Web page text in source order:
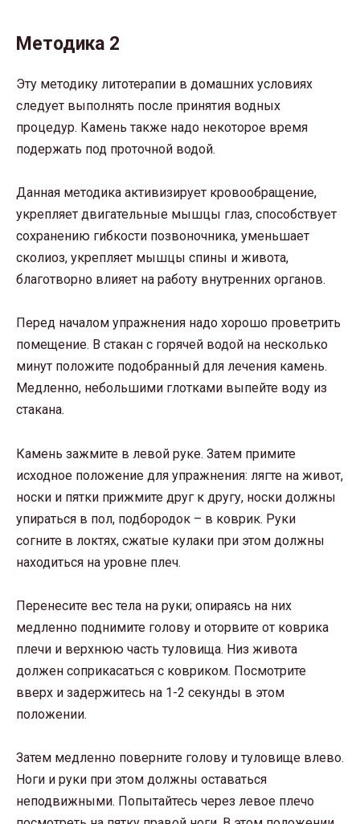
Методика 2
Эту методику литотерапии в домашних условиях
следует выполнять после принятия водных
процедур. Камень также надо некоторое время
подержать под проточной водой.
Данная методика активизирует кровообращение,
укрепляет двигательные мышцы глаз, способствует
сохранению гибкости позвоночника, уменьшает
сколиоз, укрепляет мышцы спины и живота,
благотворно влияет на работу внутренних органов.
Перед началом упражнения надо хорошо проветрить
помещение. В стакан с горячей водой на несколько
минут положите подобранный для лечения камень.
Медленно, небольшими глотками выпейте воду из
стакана.
Камень зажмите в левой руке. Затем примите
исходное положение для упражнения: лягте на живот,
носки и пятки прижмите друг к другу, носки должны
упираться в пол, подбородок – в коврик. Руки
согните в локтях, сжатые кулаки при этом должны
находиться на уровне плеч.
Перенесите вес тела на руки; опираясь на них
медленно поднимите голову и оторвите от коврика
плечи и верхнюю часть туловища. Низ живота
должен соприкасаться с ковриком. Посмотрите
вверх и задержитесь на 1-2 секунды в этом
положении.
Затем медленно поверните голову и туловище влево.
Ноги и руки при этом должны оставаться
неподвижными. Попытайтесь через левое плечо